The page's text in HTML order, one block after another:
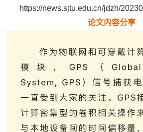
https://news.sjtu.edu.cn/jdzh/
论文内容分享